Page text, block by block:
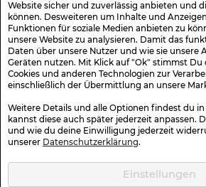
Website sicher und zuverlässig anbieten und
können. Desweiteren um Inhalte und
Funktionen für soziale Medien anbieten zu
unsere Website zu analysieren. Damit das
Daten über unsere Nutzer und wie sie unsere
Geräten nutzen. Mit Klick auf "Ok" stimmst Du
Cookies und anderen Technologien zur
einschließlich der Übermittlung an unsere
Weitere Details und alle Optionen findest du in
kannst diese auch später jederzeit anpassen.
und wie du deine Einwilligung jederzeit
unserer Datenschutzerklärung.
Einstellungen
Geschenk-Gutscheine
Versand & Rücksendung
Sicher Einkaufen